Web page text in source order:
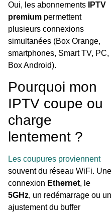
Oui, les abonnements
IPTV
premium permettent
plusieurs connexions
simultanées (Box Orange,
smartphones, Smart TV, PC,
Box Android).
Pourquoi mon
IPTV coupe ou
charge
lentement ?
Les coupures proviennent
souvent du réseau WiFi. Une
connexion Ethernet, le
5GHz, un redémarrage ou un
ajustement du buffer